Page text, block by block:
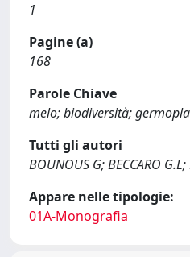
1
Pagine (a)
168
Parole Chiave
melo; biodiversità;
Tutti gli autori
BOUNOUS G; BECCARO
Appare nelle tipologie:
01A-Monografia